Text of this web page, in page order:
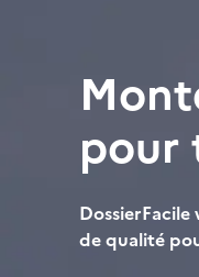
pour
de qualité